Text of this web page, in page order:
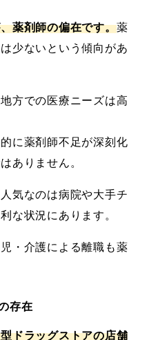
薬剤師の偏在です。薬
少ないという傾向があ
方での医療ニーズは高
に薬剤師不足が深刻化
ありません。
気なのは病院や大手チ
な状況にあります。
・介護による離職も薬
存在
ドラッグストアの店舗